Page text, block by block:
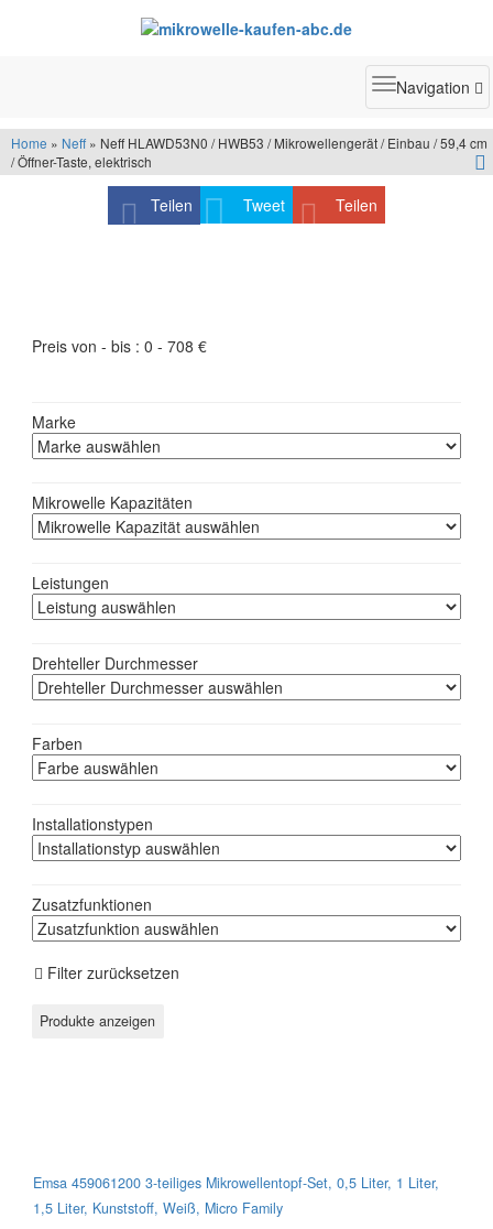
Toggle
Navigation
Home » Neff » Neff HLAWD53N0 / HWB53 / Mikrowellengerät / Einbau / 59,4 cm
/ Öffner-Taste, elektrisch
Teilen Tweet Teilen
Preis von - bis : 0 - 708 €
Marke
Mikrowelle Kapazitäten
Leistungen
Drehteller Durchmesser
Farben
Installationstypen
Zusatzfunktionen
Filter zurücksetzen
Emsa 459061200 3-teiliges Mikrowellentopf-Set, 0,5 Liter, 1 Liter,
1,5 Liter, Kunststoff, Weiß, Micro Family